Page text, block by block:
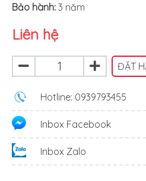
Bảo hành: 3 năm
Liên hệ
ĐẶT
Hotline: 0939793455
Inbox Facebook
Inbox Zalo